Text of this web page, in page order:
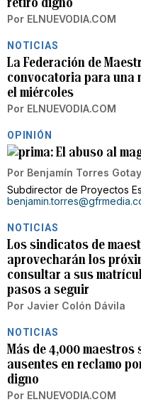
Por ELNUEVODIA.COM
NOTICIAS
La Federación de
convocatoria para una
el miércoles
Por ELNUEVODIA.COM
OPINIÓN
El abuso al
Por Benjamín Torres Gotay
Subdirector de Proyectos
NOTICIAS
Los sindicatos de
aprovecharán los
consultar a sus
pasos a seguir
Por Javier Colón Dávila
NOTICIAS
Más de 4,000 maestros
ausentes en reclamo
digno
Por ELNUEVODIA.COM